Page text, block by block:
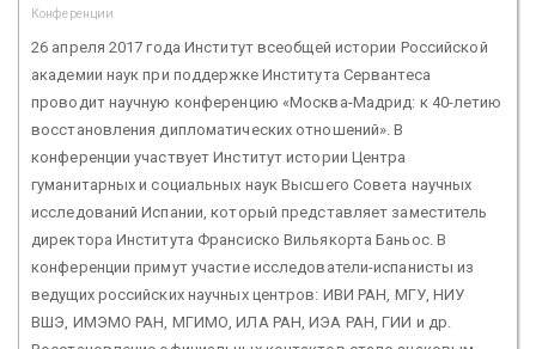
Конференции
26 апреля 2017 года Институт всеобщей истории Российской
академии наук при поддержке Института Сервантеса
проводит научную конференцию «Москва-Мадрид: к 40-летию
восстановления дипломатических отношений». В
конференции участвует Институт истории Центра
гуманитарных и социальных наук Высшего Совета научных
исследований Испании, который представляет заместитель
директора Института Франсиско Вильякорта Баньос. В
конференции примут участие исследователи-испанисты из
ведущих российских научных центров: ИВИ РАН, МГУ, НИУ
ВШЭ, ИМЭМО РАН, МГИМО, ИЛА РАН, ИЭА РАН, ГИИ и др.